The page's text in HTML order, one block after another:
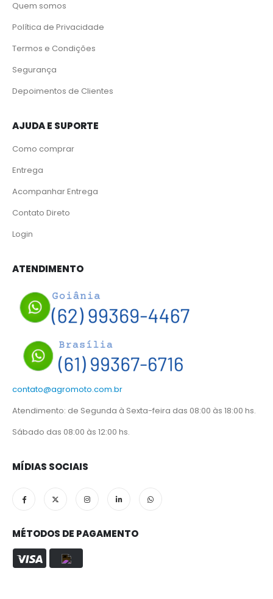
Quem somos
Política de Privacidade
Termos e Condições
Segurança
Depoimentos de Clientes
AJUDA E SUPORTE
Como comprar
Entrega
Acompanhar Entrega
Contato Direto
Login
ATENDIMENTO
contato@agromoto.com.br
Atendimento: de Segunda à Sexta-feira das 08:00 às 18:00 hs.
Sábado das 08:00 às 12:00 hs.
MÍDIAS SOCIAIS
MÉTODOS DE PAGAMENTO